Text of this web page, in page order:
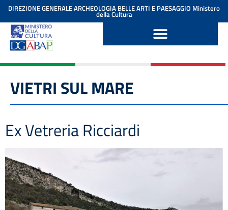
contenuto
DIREZIONE GENERALE ARCHEOLOGIA BELLE ARTI E PAESAGGIO Ministero
della Cultura
VIETRI SUL MARE
Ex Vetreria Ricciardi